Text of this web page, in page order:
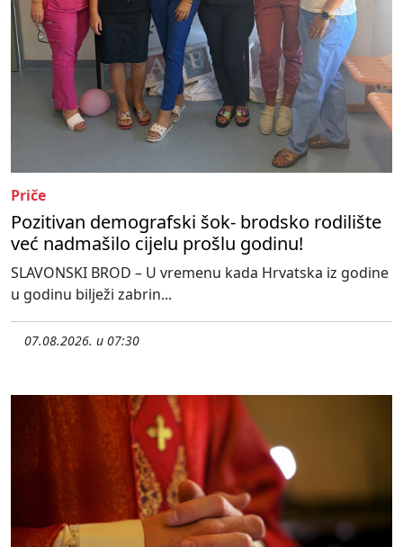
Priče
Pozitivan demografski šok- brodsko rodilište
već nadmašilo cijelu prošlu godinu!
SLAVONSKI BROD – U vremenu kada Hrvatska iz godine
u godinu bilježi zabrin...
07.08.2026. u 07:30